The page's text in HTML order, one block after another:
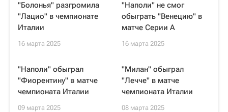
"Болонья" разгромила
"Лацио" в чемпионате
Италии
16 марта 2025
"Наполи" не смог
обыграть "Венецию" в
матче Серии А
16 марта 2025
"Наполи" обыграл
"Фиорентину" в матче
чемпионата Италии
09 марта 2025
"Милан" обыграл
"Лечче" в матче
чемпионата Италии
08 марта 2025